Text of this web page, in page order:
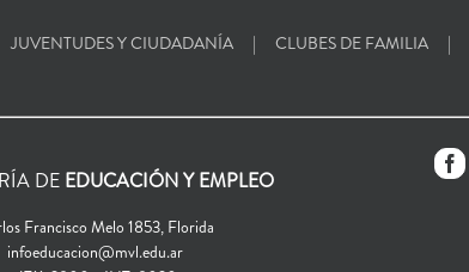
JUVENTUDES Y CIUDADANÍA CLUBES DE FAMILIA
DE EDUCACIÓN Y EMPLEO
Francisco Melo 1853, Florida
infoeducacion@mvl.edu.ar